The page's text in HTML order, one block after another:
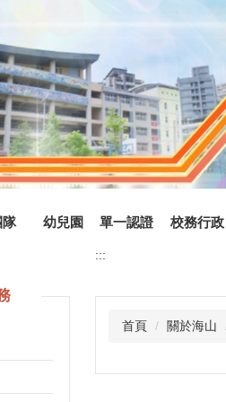
隊 幼兒園 單一認證 校務行政
:::
首頁 關於海山